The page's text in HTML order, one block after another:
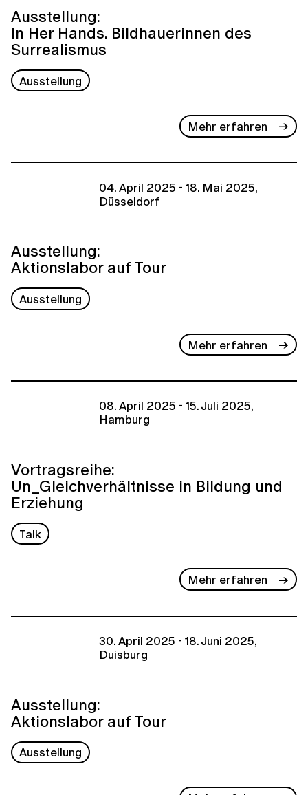
Ausstellung:
In Her Hands. Bildhauerinnen des
Surrealismus
Ausstellung
Mehr erfahren
04. April 2025 - 18. Mai 2025,
Düsseldorf
Ausstellung:
Aktionslabor auf Tour
Ausstellung
Mehr erfahren
08. April 2025 - 15. Juli 2025,
Hamburg
Vortragsreihe:
Un_Gleichverhältnisse in Bildung und
Erziehung
Talk
Mehr erfahren
30. April 2025 - 18. Juni 2025,
Duisburg
Ausstellung:
Aktionslabor auf Tour
Ausstellung